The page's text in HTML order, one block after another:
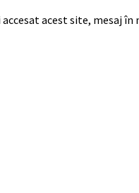
acest site, mesaj